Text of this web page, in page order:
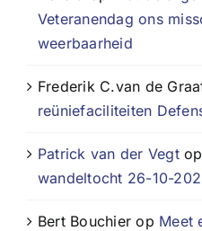
Veteranendag ons
weerbaarheid
Frederik C.van de
reüniefaciliteiten
Patrick van der Vegtop
wandeltocht 26-10-
Bert Bouchier op Meet